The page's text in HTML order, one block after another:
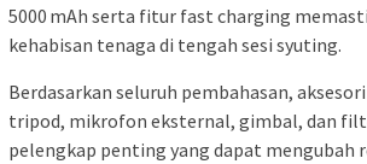
5000 mAh serta fitur fast charging
kehabisan tenaga di tengah sesi syuting.
Berdasarkan seluruh pembahasan,
tripod, mikrofon eksternal, gimbal, dan
pelengkap penting yang dapat mengubah